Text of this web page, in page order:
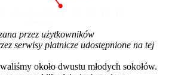
przez użytkowników
serwisy płatnicze udostępnione na tej
około dwustu młodych sokołów.